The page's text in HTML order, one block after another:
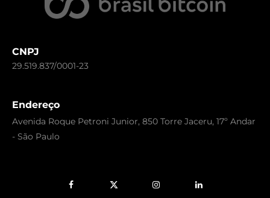
CNPJ
29.519.837/0001-23
Endereço
Avenida Roque Petroni Junior, 850 Torre Jaceru, 17º Andar
- São Paulo
FacebookX
InstagramLinkedIn